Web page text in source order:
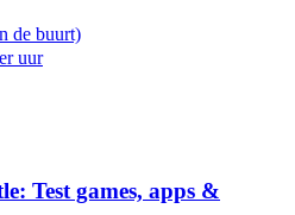
de buurt)
uur
Test games, apps &